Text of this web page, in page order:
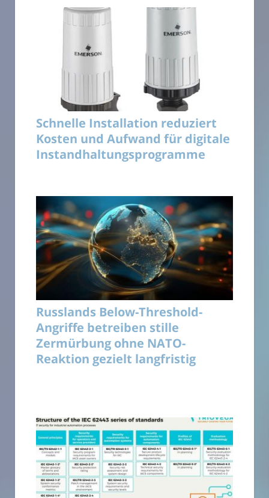
Schnelle Installation reduziert
Kosten und Aufwand für digitale
Instandhaltungsprogramme
Russlands Below-Threshold-
Angriffe betreiben stille
Zermürbung ohne NATO-
Reaktion gezielt langfristig